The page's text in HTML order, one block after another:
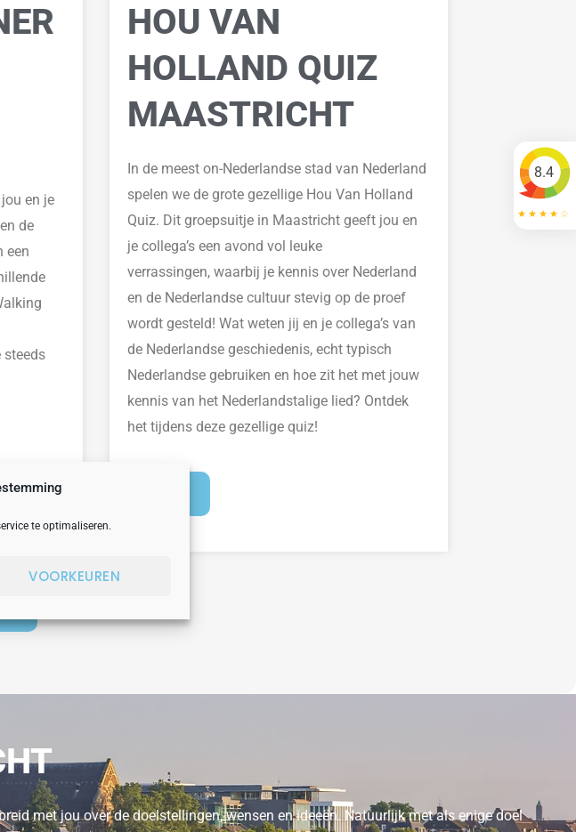
te optimaliseren.
VOORKEUREN
en je
de
een
steeds
HOU VAN
HOLLAND QUIZ
MAASTRICHT
In de meest on-Nederlandse stad van Nederland
spelen we de grote gezellige Hou Van Holland
Quiz. Dit groepsuitje in Maastrichtgeeft jou en
je collega’s een avond vol leuke
verrassingen,waarbij je kennis over Nederland
en de Nederlandse cultuur stevig op de proef
wordt gesteld! Wat weten jij en je collega’s van
de Nederlandse geschiedenis, echt typisch
Nederlandse gebruiken en hoe zit het met jouw
kennis van het Nederlandstalige lied? Ontdek
het tijdens deze gezellige quiz!
met jou over de doelstellingen, wensen en ideeën. Natuurlijk met als enige doel
8.4